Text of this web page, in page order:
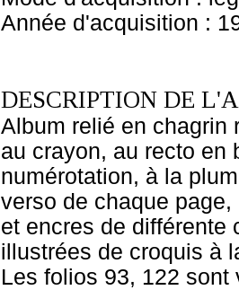
Année d'acquisition :
DESCRIPTION DE
Album relié en chagrin
au crayon, au recto en
numérotation, à la
verso de chaque
et encres de différente
illustrées de croquis à
Les folios 93, 122 sont